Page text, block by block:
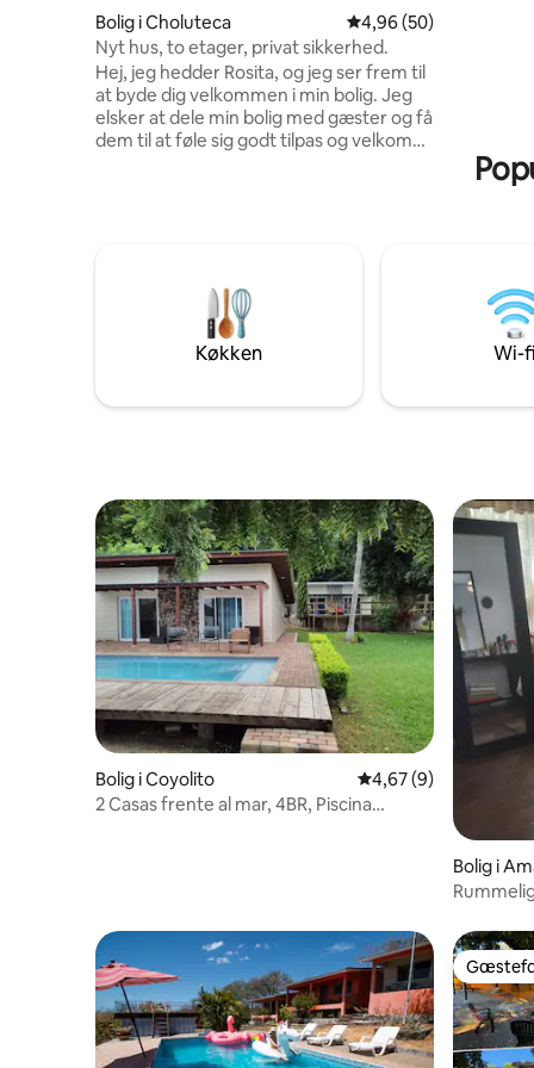
Bolig i Choluteca 4,96 ud af 5 i
4,96 (50)
Nyt hus, to etager, privat sikkerhed.
Hej, jeg hedder Rosita, og jeg ser frem til
at byde dig velkommen i min bolig. Jeg
elsker at dele min bolig med gæster og få
dem til at føle sig godt tilpas og velkomne
for, at du får en uforglemmelig
oplevelse. Mit mål er at få dig til at føle
dig hjemme!"
med dem.
Køkken Wi-fi
Bolig i Coyolito 4,67 ud af 5 i
4,67 (9)
2 Casas frente al mar, 4BR, Piscina
Bolig i